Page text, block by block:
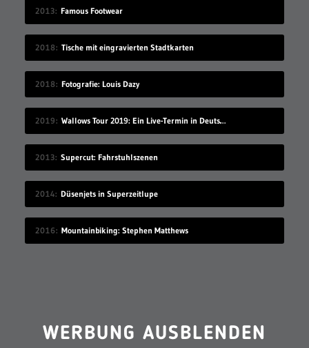
2013 Famous Footwear
2018 Tische mit eingravierten Stadtkarten
2018 Fotografie: Louis Dazy
2019 Wallows Tour 2019: Ein Live-Termin in Deutschland
2013 Supercut: Fahrstuhlszenen
2014 Düsenjets in Superzeitlupe
2016 Mountainbiking: Stephen Matthews
WERBUNG AUSBLENDEN